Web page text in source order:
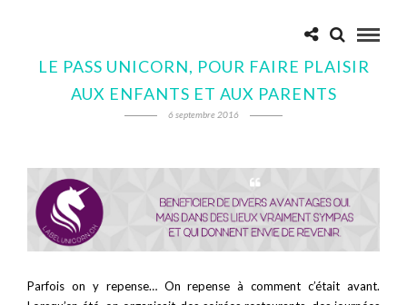
LE PASS UNICORN, POUR FAIRE PLAISIR
AUX ENFANTS ET AUX PARENTS
6 septembre 2016
Parfois on y repense… On repense à comment c’était avant.